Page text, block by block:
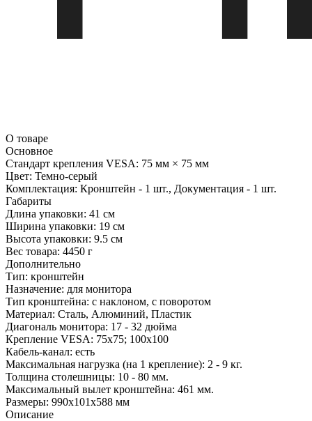
О товаре
Основное
Стандарт крепления VESA: 75 мм × 75 мм
Цвет: Темно-серый
Комплектация: Кронштейн - 1 шт., Документация - 1 шт.
Габариты
Длина упаковки: 41 см
Ширина упаковки: 19 см
Высота упаковки: 9.5 см
Вес товара: 4450 г
Дополнительно
Тип: кронштейн
Назначение: для монитора
Тип кронштейна: с наклоном, с поворотом
Материал: Сталь, Алюминий, Пластик
Диагональ монитора: 17 - 32 дюйма
Крепление VESA: 75х75; 100х100
Кабель-канал: есть
Максимальная нагрузка (на 1 крепление): 2 - 9 кг.
Толщина столешницы: 10 - 80 мм.
Максимальный вылет кронштейна: 461 мм.
Размеры: 990x101x588 мм
Описание